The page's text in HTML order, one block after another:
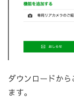
ダウンロードか
ます。